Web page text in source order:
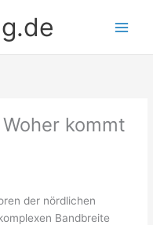
kommt
der nördlichen
Bandbreite